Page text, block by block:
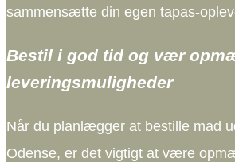
sammensætte din egen tapas-
Bestil i god tid og vær
leveringsmuligheder
Når du planlægger at bestille mad
Odense, er det vigtigt at være